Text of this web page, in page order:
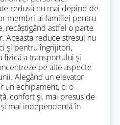
redusă nu mai depind de
membri ai familiei pentru
recâștigând astfel o parte
Aceasta reduce stresul nu
și pentru îngrijitori,
fizică a transportului și
pe alte aspecte
Alegând un elevator
un echipament, ci o
confort și, mai presus de
mai independentă în